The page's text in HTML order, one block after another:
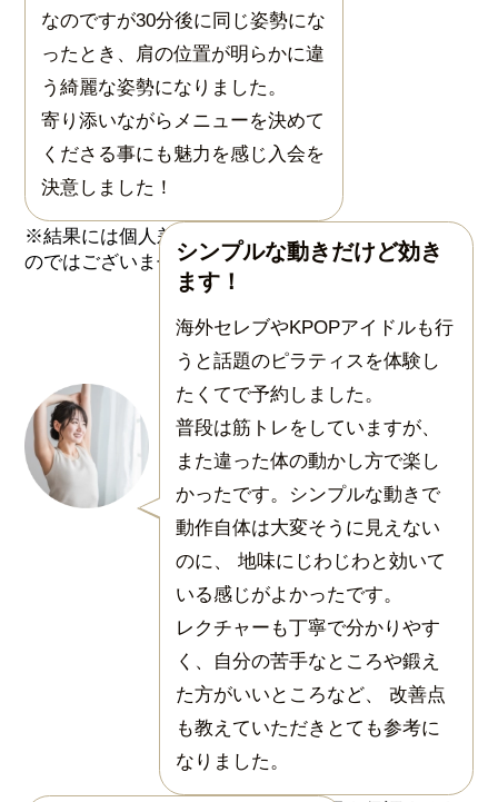
なのですが30分後に同じ姿勢にな
ったとき、肩の位置が明らかに違
う綺麗な姿勢になりました。
寄り添いながらメニューを決めて
くださる事にも魅力を感じ入会を
決意しました！
シンプルな動きだけど効き
ます！
海外セレブやKPOPアイドルも行
うと話題のピラティスを体験し
たくてで予約しました。
普段は筋トレをしていますが、
また違った体の動かし方で楽し
かったです。シンプルな動きで
動作自体は大変そうに見えない
のに、 地味にじわじわと効いて
いる感じがよかったです。
レクチャーも丁寧で分かりやす
く、自分の苦手なところや鍛え
た方がいいところなど、 改善点
も教えていただきとても参考に
なりました。